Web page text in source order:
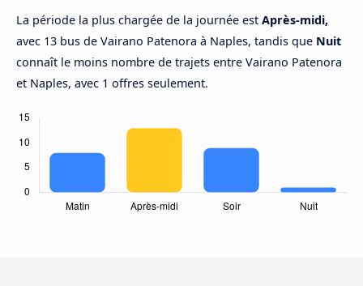
La période la plus chargée de la journée est Après-midi,
avec 13 bus de Vairano Patenora à Naples, tandis que Nuit
connaît le moins nombre de trajets entre Vairano Patenora
et Naples, avec 1 offres seulement.